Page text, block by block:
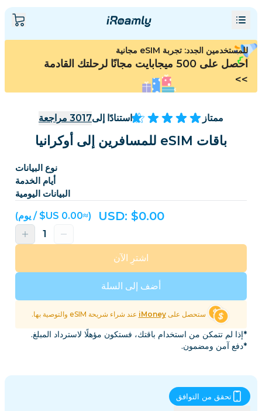
للمستخدمين الجدد: تجربة eSIM مجانية
احصل على 500 ميجابايت مجانًا لرحلتك القادمة
>>
ممتاز استنادًا إلى3017 مراجعة
باقات eSIM للمسافرين إلى أوكرانيا
نوع البيانات
أيام الخدمة
البيانات اليومية
USD: $0.00 (≈‏0.00 US$ / يوم)
أضف إلى السلة
اشترِ الآن
ستحصل علىiMoney عند شراء شريحة eSIM والتوصية بها.
*إذا لم تتمكن من استخدام باقتك، فستكون مؤهلًا لاسترداد المبلغ.
*دفع آمن ومضمون.
تحقق من التوافق